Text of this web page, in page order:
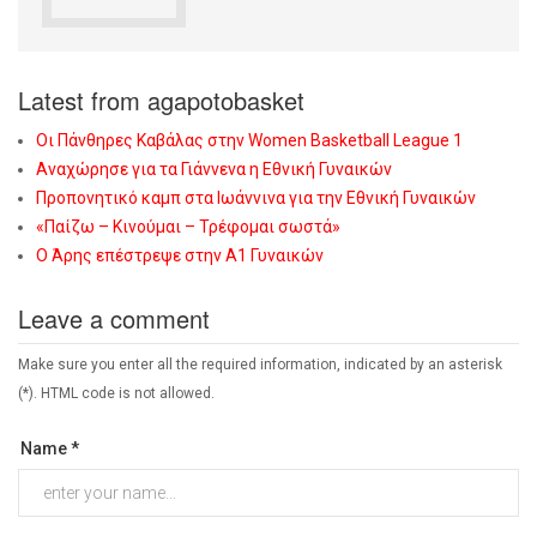
Latest from agapotobasket
Οι Πάνθηρες Καβάλας στην Women Basketball League 1
Αναχώρησε για τα Γιάννενα η Εθνική Γυναικών
Προπονητικό καμπ στα Ιωάννινα για την Εθνική Γυναικών
«Παίζω – Κινούμαι – Τρέφομαι σωστά»
Ο Άρης επέστρεψε στην Α1 Γυναικών
Leave a comment
Make sure you enter all the required information, indicated by an asterisk
(*). HTML code is not allowed.
Name *